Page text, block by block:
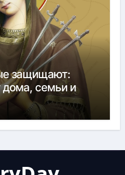
защищают:
семьи и